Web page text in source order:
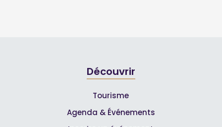
Découvrir
Tourisme
Agenda & Événements